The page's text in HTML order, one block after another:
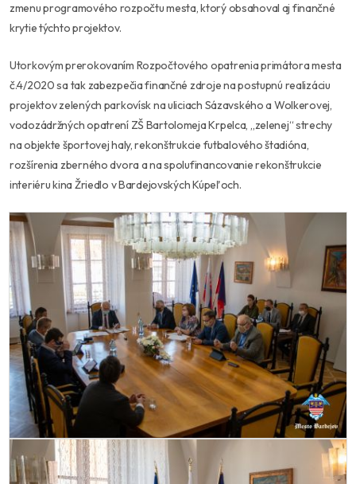
zmenu programového rozpočtu mesta, ktorý obsahoval aj finančné
krytie týchto projektov.
Utorkovým prerokovaním Rozpočtového opatrenia primátora mesta
č.4/2020 sa tak zabezpečia finančné zdroje na postupnú realizáciu
projektov zelených parkovísk na uliciach Sázavského a Wolkerovej,
vodozádržných opatrení ZŠ Bartolomeja Krpelca, „zelenej“ strechy
na objekte športovej haly, rekonštrukcie futbalového štadióna,
rozšírenia zberného dvora a na spolufinancovanie rekonštrukcie
interiéru kina Žriedlo v Bardejovských Kúpeľoch.